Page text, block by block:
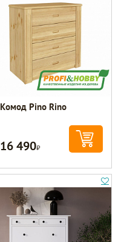
Комод Pino Rino
16 490Р